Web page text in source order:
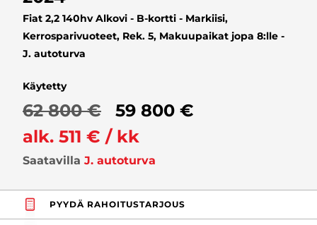
Fiat 2,2 140hv Alkovi - B-kortti - Markiisi,
Kerrosparivuoteet, Rek. 5, Makuupaikat jopa 8:lle -
J. autoturva
Käytetty
62 800 €
59 800 €
alk. 511 € / kk
Saatavilla J. autoturva
PYYDÄ RAHOITUSTARJOUS